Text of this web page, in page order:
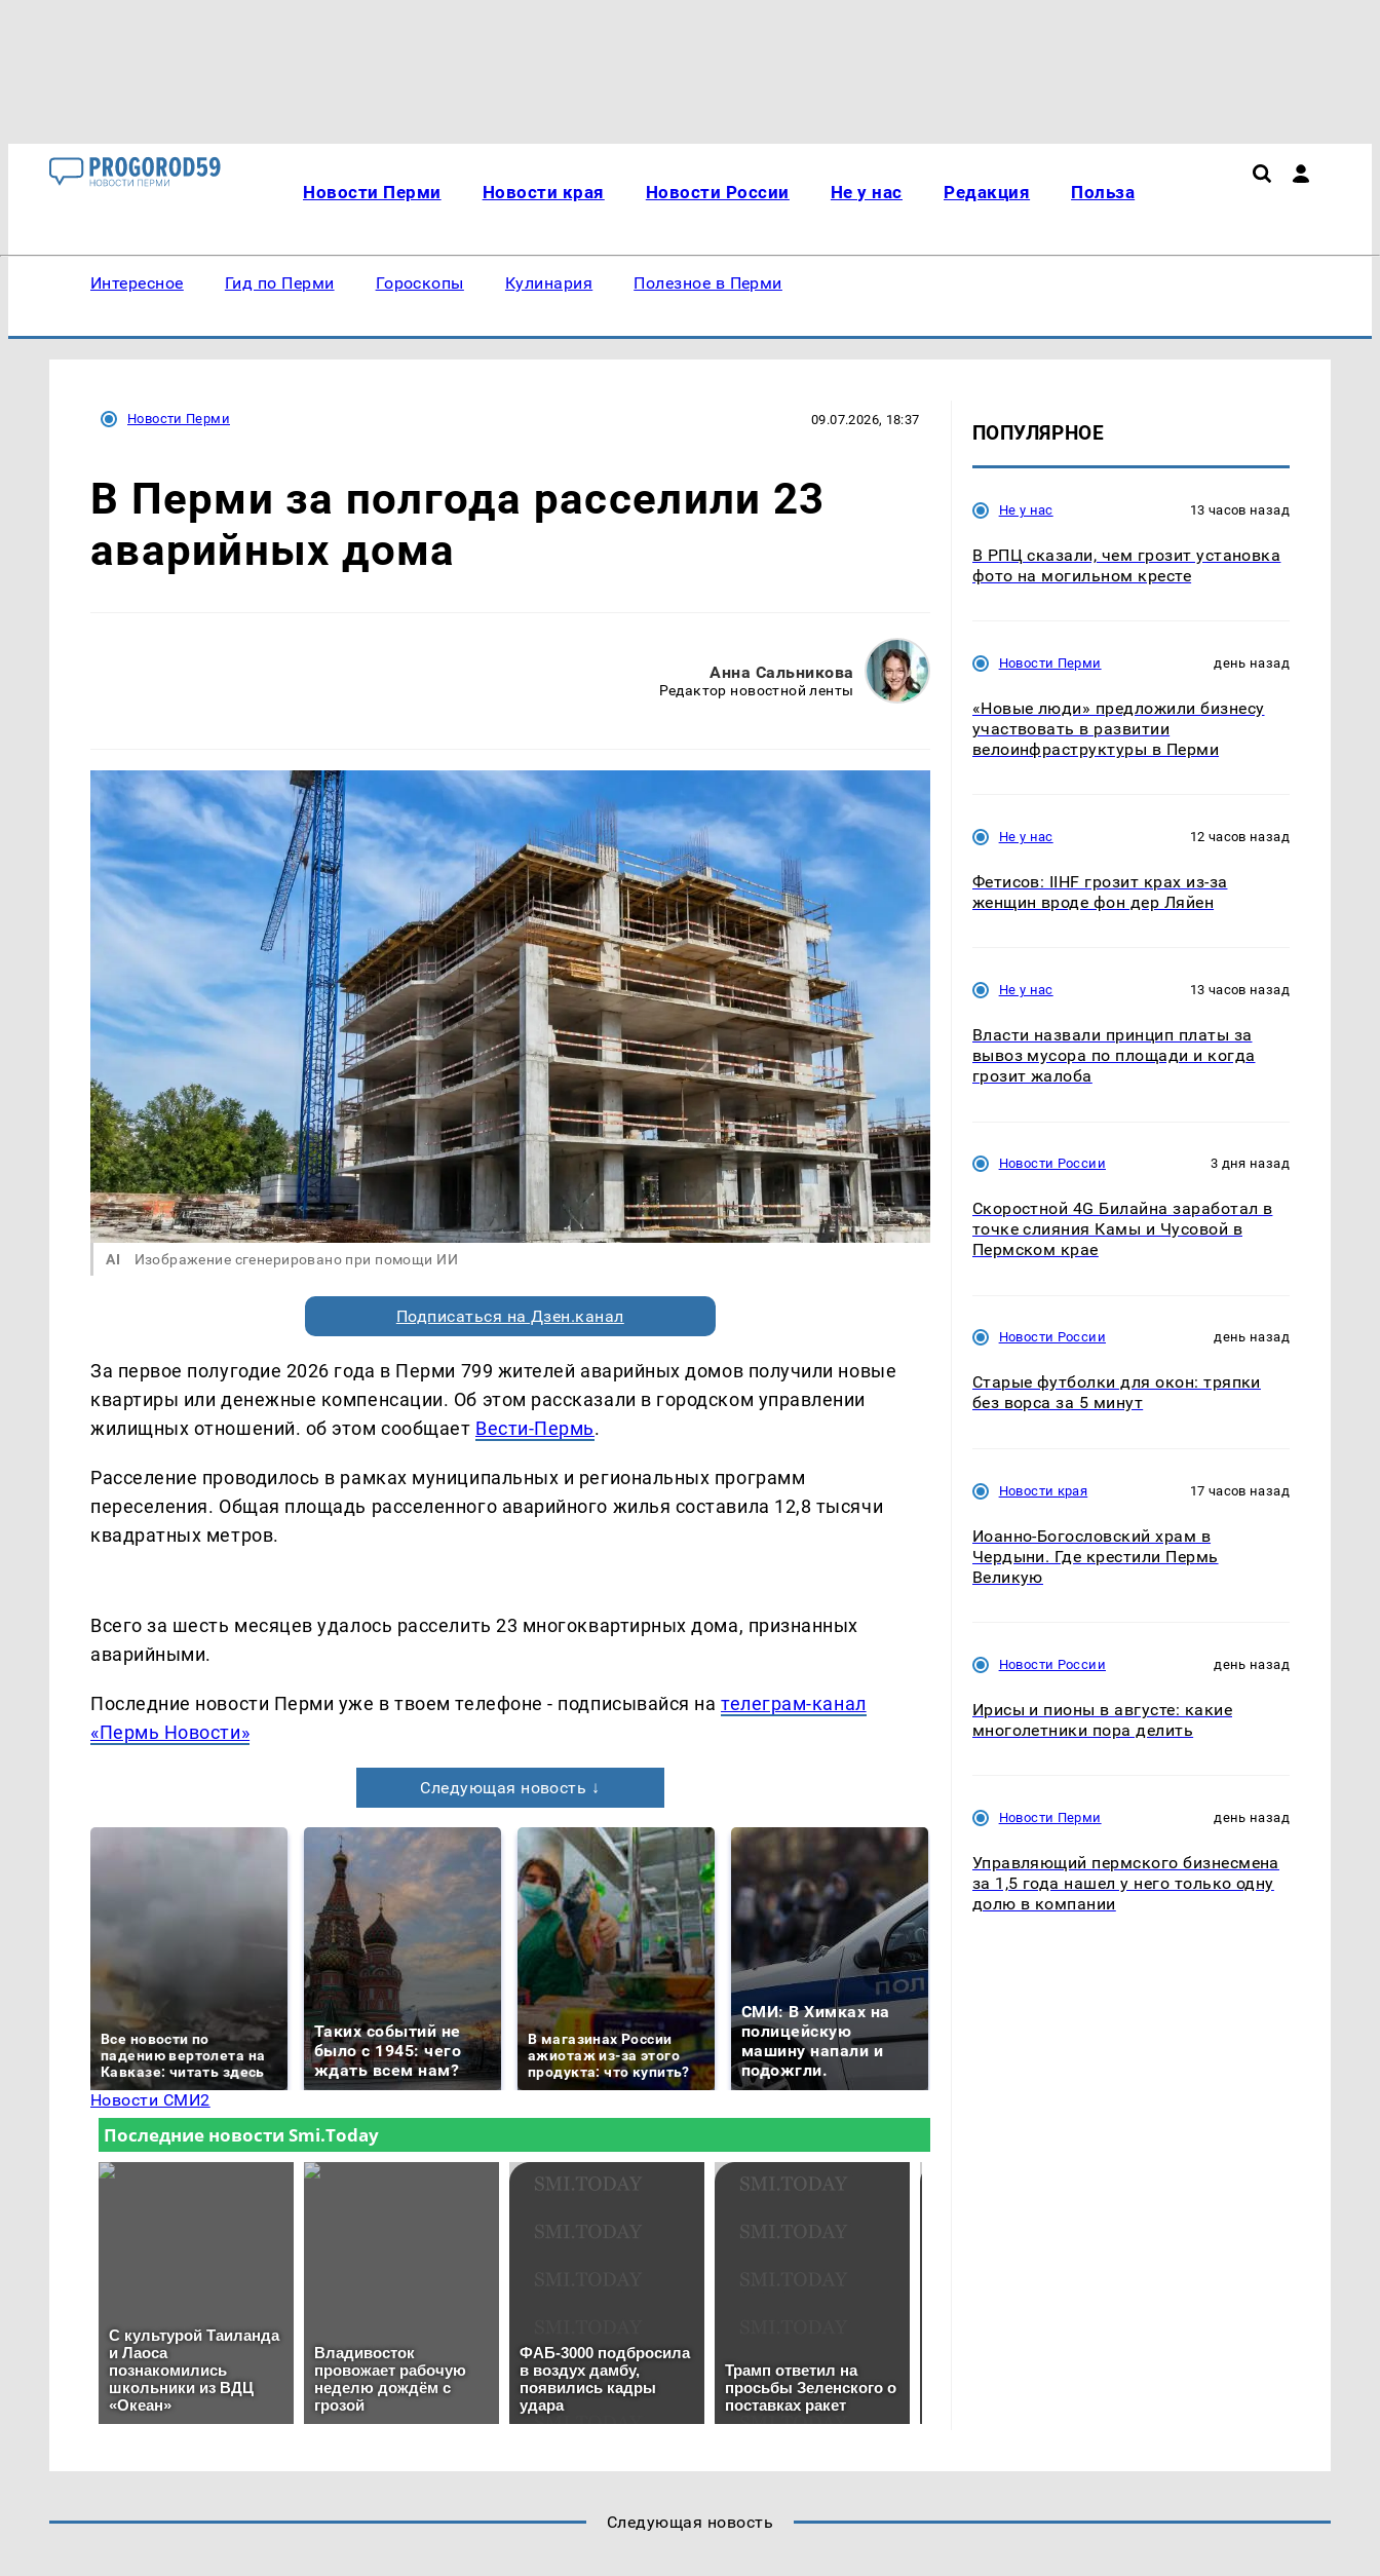
Новости Перми Новости края Новости России Не у нас Редакция Польза
Интересное Гид по Перми Гороскопы Кулинария Полезное в Перми
Новости Перми 09.07.2026, 18:37
В Перми за полгода расселили 23
аварийных дома
Анна Сальникова
Редактор новостной ленты
AI Изображение сгенерировано при помощи ИИ
Подписаться на Дзен.канал
За первое полугодие 2026 года в Перми 799 жителей аварийных домов получили новые
квартиры или денежные компенсации. Об этом рассказали в городском управлении
жилищных отношений. об этом сообщает Вести-Пермь.
Расселение проводилось в рамках муниципальных и региональных программ
переселения. Общая площадь расселенного аварийного жилья составила 12,8 тысячи
квадратных метров.
Всего за шесть месяцев удалось расселить 23 многоквартирных дома, признанных
аварийными.
Последние новости Перми уже в твоем телефоне - подписывайся нателеграм-канал
«Пермь Новости»
Следующая новость ↓
Все новости по
падению вертолета на
Кавказе: читать здесь
Таких событий не
было с 1945: чего
ждать всем нам?
В магазинах России
ажиотаж из-за этого
продукта: что купить?
СМИ: В Химках на
полицейскую
машину напали и
подожгли.
Новости СМИ2
ПОПУЛЯРНОЕ
Не у нас 13 часов назад
В РПЦ сказали, чем грозит установка
фото на могильном кресте
Новости Перми день назад
«Новые люди» предложили бизнесу
участвовать в развитии
велоинфраструктуры в Перми
Не у нас 12 часов назад
Фетисов: IIHF грозит крах из-за
женщин вроде фон дер Ляйен
Не у нас 13 часов назад
Власти назвали принцип платы за
вывоз мусора по площади и когда
грозит жалоба
Новости России 3 дня назад
Скоростной 4G Билайна заработал в
точке слияния Камы и Чусовой в
Пермском крае
Новости России день назад
Старые футболки для окон: тряпки
без ворса за 5 минут
Новости края 17 часов назад
Иоанно-Богословский храм в
Чердыни. Где крестили Пермь
Великую
Новости России день назад
Ирисы и пионы в августе: какие
многолетники пора делить
Новости Перми день назад
Управляющий пермского бизнесмена
за 1,5 года нашел у него только одну
долю в компании
Следующая новость